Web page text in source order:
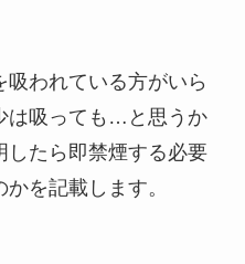
われている方がいら
は吸っても…と思うか
したら即禁煙する必要
を記載します。